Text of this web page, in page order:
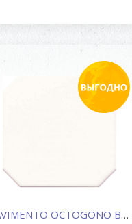
PAVIMENTO OCTOGONO BISCUIT